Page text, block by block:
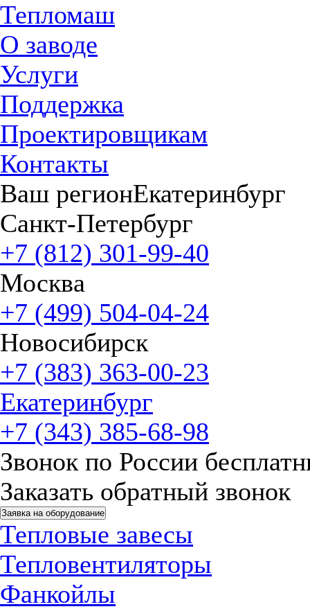
Тепломаш
О заводе
Услуги
Поддержка
Проектировщикам
Контакты
Ваш регионЕкатеринбург
Санкт-Петербург
+7 (812) 301-99-40
Москва
+7 (499) 504-04-24
Новосибирск
+7 (383) 363-00-23
Екатеринбург
+7 (343) 385-68-98
Звонок по России
Заказать обратный звонок
Заявка на оборудование
Тепловые завесы
Тепловентиляторы
Фанкойлы